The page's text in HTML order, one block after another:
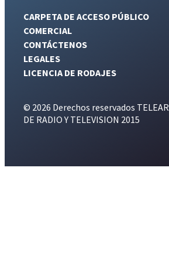
CARPETA DE ACCESO PÚBLICO
COMERCIAL
CONTÁCTENOS
LEGALES
LICENCIA DE RODAJES
© 2026 Derechos reservados
DE RADIO Y TELEVISION 2015